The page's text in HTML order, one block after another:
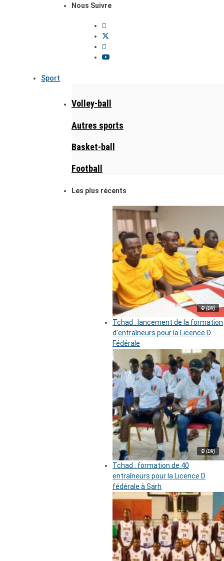
Nous Suivre
Sport
Volley-ball
Autres sports
Basket-ball
Football
Les plus récents
© (DR)
Tchad : lancement de la formation
d’entraîneurs pour la Licence D
Fédérale
© (DR)
Tchad : formation de 40
entraîneurs pour la Licence D
fédérale à Sarh